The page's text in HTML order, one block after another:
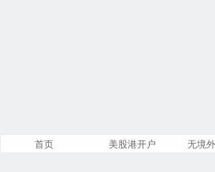
首页 美股港开户 无境